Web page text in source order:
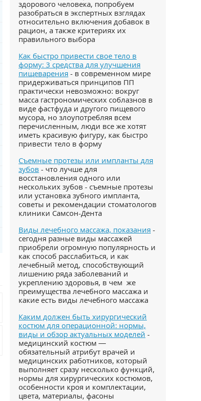
здорового человека, попробуем
разобраться в экспертных взглядах
относительно включения добавок в
рацион, а также критериях их
правильного выбора
Как быстро привести свое тело в
форму: 3 средства для улучшения
пищеварения - в современном мире
придерживаться принципов ПП
практически невозможно: вокруг
масса гастрономических соблазнов в
виде фастфуда и другого пищевого
мусора, но злоупотребляя всем
перечисленным, люди все же хотят
иметь красивую фигуру, как быстро
привести тело в форму
Съемные протезы или импланты для
зубов - что лучше для
восстановления одного или
нескольких зубов - съемные протезы
или установка зубного импланта,
советы и рекомендации стоматологов
клиники Самсон-Дента
Виды лечебного массажа, показания -
сегодня разные виды массажей
приобрели огромную популярность и
как способ расслабиться, и как
лечебный метод, способствующий
лишению ряда заболеваний и
укреплению здоровья, в чем же
преимущества лечебного массажа и
какие есть виды лечебного массажа
Каким должен быть хирургический
костюм для операционной: нормы,
виды и обзор актуальных моделей -
медицинский костюм —
обязательный атрибут врачей и
медицинских работников, который
выполняет сразу несколько функций,
нормы для хирургических костюмов,
особенности кроя и комплектации,
цвета, материалы, фасоны